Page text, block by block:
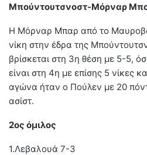
Μπούντουτσνοστ-Μόρναρ
Η Μόρναρ Μπαρ από το
νίκη στην έδρα της
βρίσκεται στη 3η θέση με 5-5,
είναι στη 4η με επίσης 5 νίκες
αγώνα ήταν ο Πούλεν με 20
ασίστ.
2ος όμιλος
1.Λεβαλουά 7-3